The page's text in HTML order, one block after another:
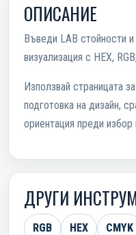
ОПИСАНИЕ
Въведи LAB стойности
визуализация с HEX,
Използвай страницата
подготовка на дизайн,
ориентация преди избор
ДРУГИ
RGB HEX CMYK